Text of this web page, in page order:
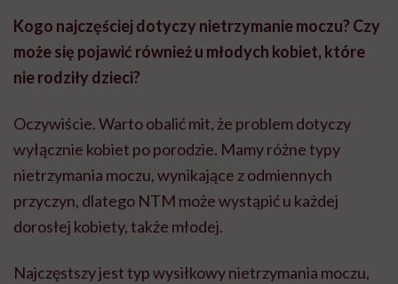
Kogo najczęściej dotyczy nietrzymanie moczu? Czy
może się pojawić również u młodych kobiet, które
nie rodziły dzieci?
Oczywiście. Warto obalić mit, że problem dotyczy
wyłącznie kobiet po porodzie. Mamy różne typy
nietrzymania moczu, wynikające z odmiennych
przyczyn, dlatego NTM może wystąpić u każdej
dorosłej kobiety, także młodej.
Najczęstszy jest typ wysiłkowy nietrzymania moczu,